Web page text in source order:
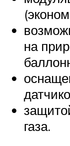
на
газа.